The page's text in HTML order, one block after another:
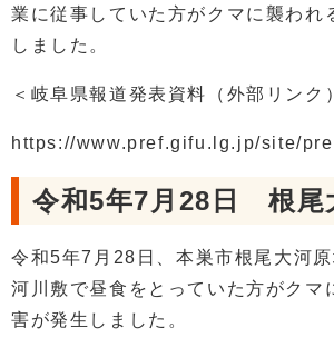
業に従事していた方がクマに襲われ
しました。
＜岐阜県報道発表資料（外部リンク
https://www.pref.gifu.lg.jp/site/
令和5年7月28日 根尾
令和5年7月28日、本巣市根尾大河原
河川敷で昼食をとっていた方がクマ
害が発生しました。